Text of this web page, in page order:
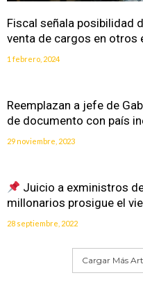
Fiscal señala posibilidad
venta de cargos en otros
1 febrero, 2024
Reemplazan a jefe de
de documento con país
29 noviembre, 2023
Juicio a exministros
millonarios prosigue el
28 septiembre, 2022
Cargar Más